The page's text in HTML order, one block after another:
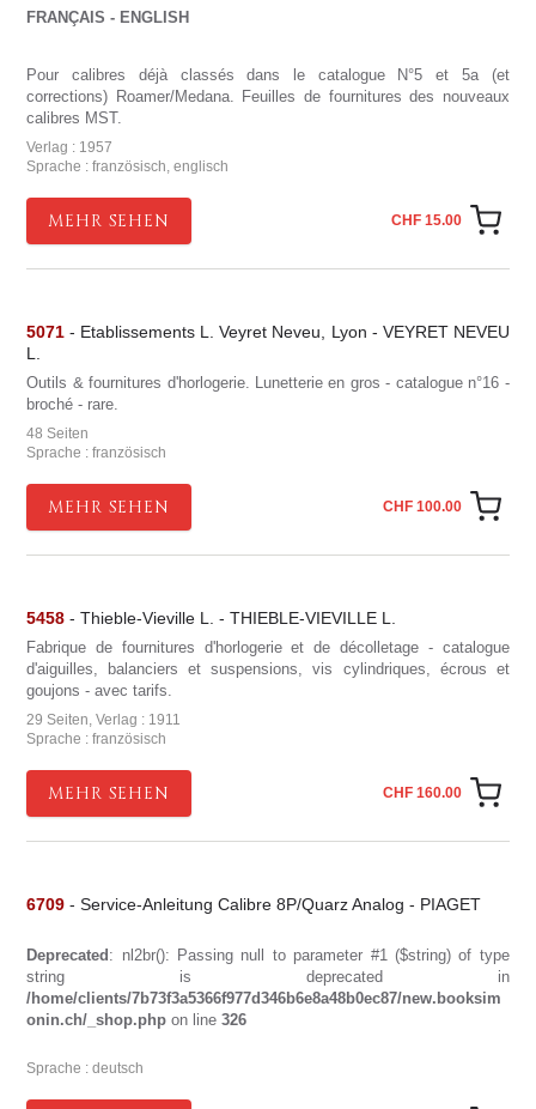
FRANÇAIS - ENGLISH
Pour calibres déjà classés dans le catalogue N°5 et 5a (et
corrections) Roamer/Medana. Feuilles de fournitures des nouveaux
calibres MST.
Verlag : 1957
Sprache : französisch, englisch
MEHR SEHEN CHF 15.00
5071 - Etablissements L. Veyret Neveu, Lyon - VEYRET NEVEU
L.
Outils & fournitures d'horlogerie. Lunetterie en gros - catalogue n°16 -
broché - rare.
48 Seiten
Sprache : französisch
MEHR SEHEN CHF 100.00
5458 - Thieble-Vieville L. - THIEBLE-VIEVILLE L.
Fabrique de fournitures d'horlogerie et de décolletage - catalogue
d'aiguilles, balanciers et suspensions, vis cylindriques, écrous et
goujons - avec tarifs.
29 Seiten, Verlag : 1911
Sprache : französisch
MEHR SEHEN CHF 160.00
6709 - Service-Anleitung Calibre 8P/Quarz Analog - PIAGET
Deprecated : nl2br(): Passing null to parameter #1 ($string) of type
string is deprecated in
/home/clients/7b73f3a5366f977d346b6e8a48b0ec87/new.booksim
onin.ch/_shop.php on line326
Sprache : deutsch